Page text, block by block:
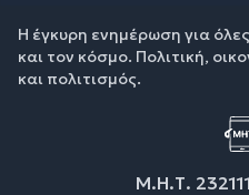
Η έγκυρη ενημέρωση για
και τον κόσμο. Πολιτική,
και πολιτισμός.
Μ.Η.Τ. 232111